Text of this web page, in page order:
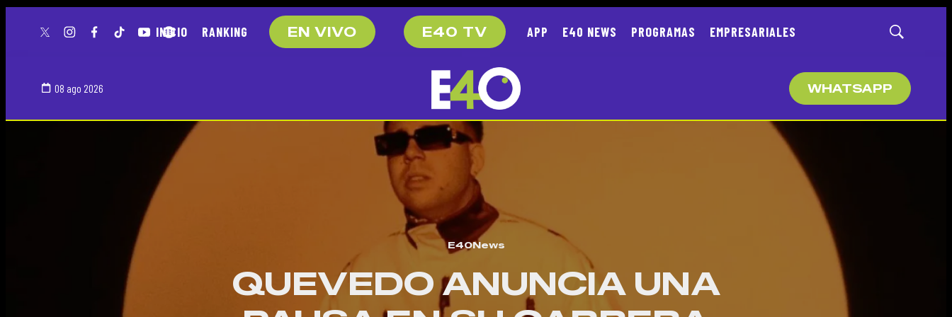
twitterinstagramfacebooktiktokyoutubespotify
INICIO RANKING EN VIVO E40 TV APP E40 NEWS PROGRAMAS EMPRESARIALES
Mostrar
08 ago 2026 WHATSAPP
E40News
QUEVEDO ANUNCIA UNA